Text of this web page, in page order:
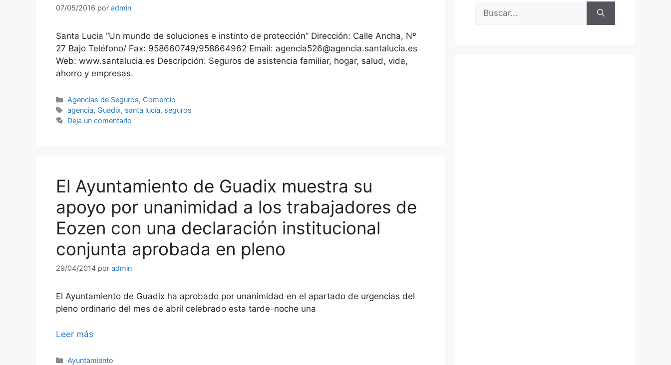
07/05/2016 por admin
Santa Lucia “Un mundo de soluciones e instinto de protección” Dirección: Calle Ancha, Nº
27 Bajo Teléfono/ Fax: 958660749/958664962 Email: agencia526@agencia.santalucia.es
Web: www.santalucia.es Descripción: Seguros de asistencia familiar, hogar, salud, vida,
ahorro y empresas.
Categorías
Agencias de Seguros, Comercio
Etiquetas
agencia, Guadix, santa lucía, seguros
Deja un comentario
El Ayuntamiento de Guadix muestra su
apoyo por unanimidad a los trabajadores de
Eozen con una declaración institucional
conjunta aprobada en pleno
29/04/2014 por admin
El Ayuntamiento de Guadix ha aprobado por unanimidad en el apartado de urgencias del
pleno ordinario del mes de abril celebrado esta tarde-noche una
Leer más
Categorías
Ayuntamiento
Buscar: